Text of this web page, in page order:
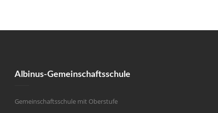
Albinus-Gemeinschaftsschule
Gemeinschaftsschule mit Oberstufe